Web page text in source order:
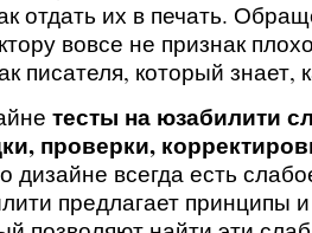
отдать их в печать.
вовсе не признак
писателя, который знает,
тесты на юзабилити
проверки,
дизайне всегда есть
предлагает принципы